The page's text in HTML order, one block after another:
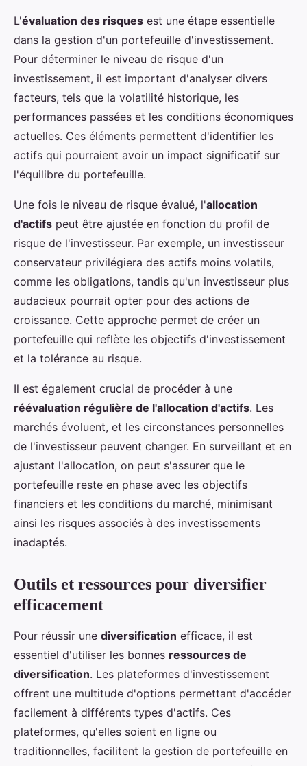
L'évaluation des risques est une étape essentielle
dans la gestion d'un portefeuille d'investissement.
Pour déterminer le niveau de risque d'un
investissement, il est important d'analyser divers
facteurs, tels que la volatilité historique, les
performances passées et les conditions économiques
actuelles. Ces éléments permettent d'identifier les
actifs qui pourraient avoir un impact significatif sur
l'équilibre du portefeuille.
Une fois le niveau de risque évalué, l'allocation
d'actifs peut être ajustée en fonction du profil de
risque de l'investisseur. Par exemple, un investisseur
conservateur privilégiera des actifs moins volatils,
comme les obligations, tandis qu'un investisseur plus
audacieux pourrait opter pour des actions de
croissance. Cette approche permet de créer un
portefeuille qui reflète les objectifs d'investissement
et la tolérance au risque.
Il est également crucial de procéder à une
réévaluation régulière de l'allocation d'actifs. Les
marchés évoluent, et les circonstances personnelles
de l'investisseur peuvent changer. En surveillant et en
ajustant l'allocation, on peut s'assurer que le
portefeuille reste en phase avec les objectifs
financiers et les conditions du marché, minimisant
ainsi les risques associés à des investissements
inadaptés.
Outils et ressources pour diversifier
efficacement
Pour réussir une diversification efficace, il est
essentiel d'utiliser les bonnes ressources de
diversification. Les plateformes d'investissement
offrent une multitude d'options permettant d'accéder
facilement à différents types d'actifs. Ces
plateformes, qu'elles soient en ligne ou
traditionnelles, facilitent la gestion de portefeuille en